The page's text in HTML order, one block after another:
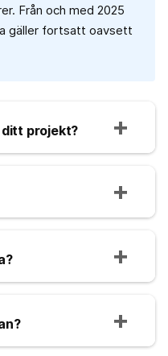
Från och med 2025
gäller fortsatt oavsett
projekt?